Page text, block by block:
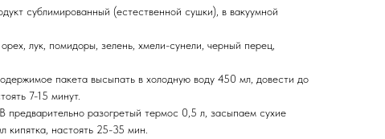
сублимированный (естественной сушки), в вакуумной
лук, помидоры, зелень, хмели-сунели, черный перец,
пакета высыпать в холодную воду 450 мл, довести до
7-15 минут.
разогретый термос 0,5 л, засыпаем сухие
кипятка, настоять 25-35 мин.